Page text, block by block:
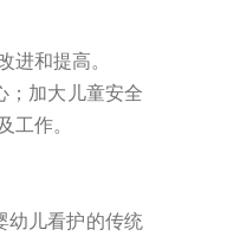
和提高。
加大儿童安全
工作。
幼儿看护的传统